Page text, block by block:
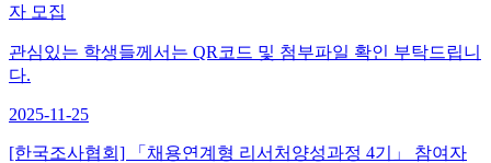
자 모집
관심있는 학생들께서는 QR코드 및 첨부파일 확인 부탁드립니
다.
2025-11-25
[한국조사협회] 「채용연계형 리서처양성과정 4기」 참여자